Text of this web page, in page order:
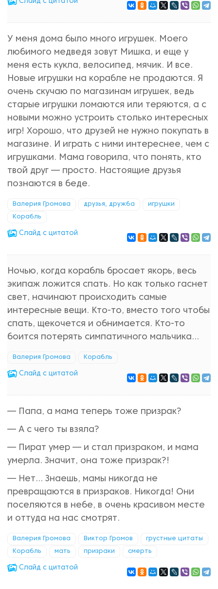
У меня дома было много игрушек. Моего
любимого медведя зовут Мишка, и еще у
меня есть кукла, велосипед, мячик. И все.
Новые игрушки на корабле не продаются. Я
очень скучаю по магазинам игрушек, ведь
старые игрушки ломаются или теряются, а с
новыми можно устроить столько интересных
игр! Хорошо, что друзей не нужно покупать в
магазине. И играть с ними интереснее, чем с
игрушками. Мама говорила, что понять, кто
твой друг — просто. Настоящие друзья
познаются в беде.
Валерия Громова друзья, дружба игрушки
Корабль
Cлайд с цитатой
Ночью, когда корабль бросает якорь, весь
экипаж ложится спать. Но как только гаснет
свет, начинают происходить самые
интересные вещи. Кто-то, вместо того чтобы
спать, щекочется и обнимается. Кто-то
боится потерять симпатичного мальчика...
Валерия Громова Корабль
Cлайд с цитатой
— Папа, а мама теперь тоже призрак?
— А с чего ты взяла?
— Пират умер — и стал призраком, и мама
умерла. Значит, она тоже призрак?!
— Нет... Знаешь, мамы никогда не
превращаются в призраков. Никогда! Они
поселяются в небе, в очень красивом месте
и оттуда на нас смотрят.
Валерия Громова Виктор Громов грустные цитаты
Корабль мать призраки смерть
Cлайд с цитатой